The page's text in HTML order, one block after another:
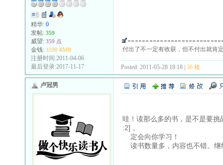
精华: 0
发帖: 359
威望: 359 点
金钱: 3590 RMB
注册时间:2011-04-06
最后登录:2017-11-17
付出了不一定有收获，但不付出就肯
Posted: 2011-05-28 18:18 | 36 楼
卢冠男
哇！读那么多的书，是不是要
:2] 。
定会向你学习！
读书数量多，内容也不错。继